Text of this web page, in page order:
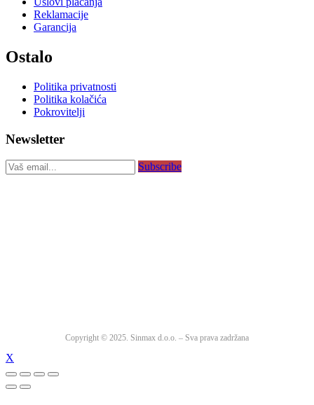
Reklamacije
Garancija
Ostalo
Politika privatnosti
Politika kolačića
Pokrovitelji
Newsletter
Subscribe
Copyright © 2025. Sinmax d.o.o. – Sva prava zadržana
X